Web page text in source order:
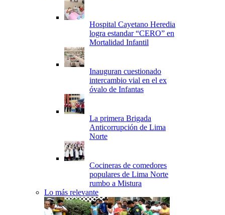
Hospital Cayetano Heredia
logra estandar “CERO” en
Mortalidad Infantil
Inauguran cuestionado
intercambio vial en el ex
óvalo de Infantas
La primera Brigada
Anticorrupción de Lima
Norte
Cocineras de comedores
populares de Lima Norte
rumbo a Mistura
Lo más relevante